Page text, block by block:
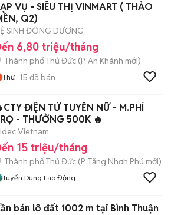
VỤ - SIÊU THỊ VINMART ( THẢO
Q2)
SINH ĐÔNG DƯƠNG
6,80 triệu/tháng
Thành phố Thủ Đức (P. An Khánh mới)
Thư 15 đã bán
ĐIỆN TỬ TUYỂN NỮ - M.PHÍ
- THƯỞNG 500K 🔥
Vietnam
15 triệu/tháng
Thành phố Thủ Đức (P. Tăng Nhơn Phú mới)
Tuyển Dụng Lao Động
bán lô đất 1002 m tại Bình Thuận